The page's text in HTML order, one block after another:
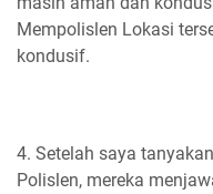
Mempolislen Lokasi
kondusif.
4. Setelah saya
Polislen, mereka